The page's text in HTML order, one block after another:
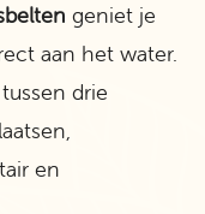
geniet je
aan het water.
drie
en